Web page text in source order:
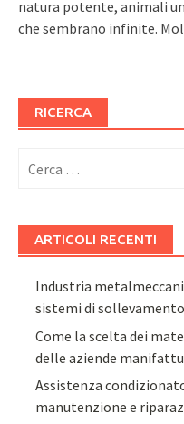
natura potente, animali
che sembrano infinite.
RICERCA
per:
ARTICOLI RECENTI
Industria
sistemi di
Come la scelta dei
delle aziende
Assistenza
manutenzione e